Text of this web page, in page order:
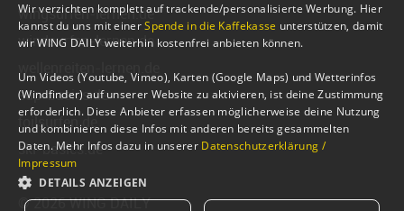
wingsurfen-lernen.de
windsurfen-lernen.de
sup-basics.de
foilsurfen.de
ski-basics.de
© 2026 WING DAILY
GERMAN
Wir verzichten komplett auf trackende/personalisierte Werbung. Hier
kannst du uns mit einerSpende in die Kaffekasse unterstützen, damit
wir WING DAILY weiterhin kostenfrei anbieten können.
Um Videos (Youtube, Vimeo), Karten (Google Maps) und Wetterinfos
(Windfinder) auf unserer Website zu aktivieren, ist deine Zustimmung
erforderlich. Diese Anbieter erfassen möglicherweise deine Nutzung
und kombinieren diese Infos mit anderen bereits gesammelten
Daten. Mehr Infos dazu in unserer Datenschutzerklärung /
Impressum
DETAILS ANZEIGEN